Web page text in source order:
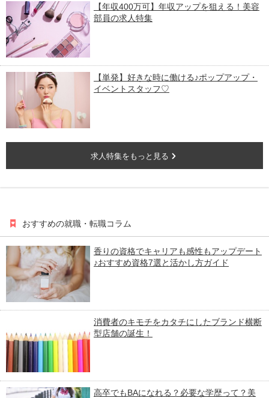
【年収400万可】年収アップを狙える！美容
部員の求人特集
【単発】好きな時に働ける♪ポップアップ・
イベントスタッフ♡
求人特集をもっと見る
おすすめの就職・転職コラム
香りの資格でキャリアも感性もアップデート
♪おすすめ資格7選と活かし方ガイド
消費者のキモチをカタチにしたブランド横断
型店舗の誕生！
高卒でもBAになれる？必要な学歴って？美